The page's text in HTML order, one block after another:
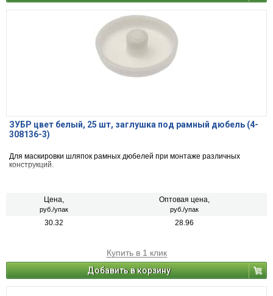
ЗУБР цвет белый, 25 шт, заглушка под рамный дюбель (4-
308136-3)
Для маскировки шляпок рамных дюбелей при монтаже различных
конструкций.
Цена,
руб./упак
Оптовая цена,
руб./упак
30.32 28.96
Купить в 1 клик
Добавить в корзину